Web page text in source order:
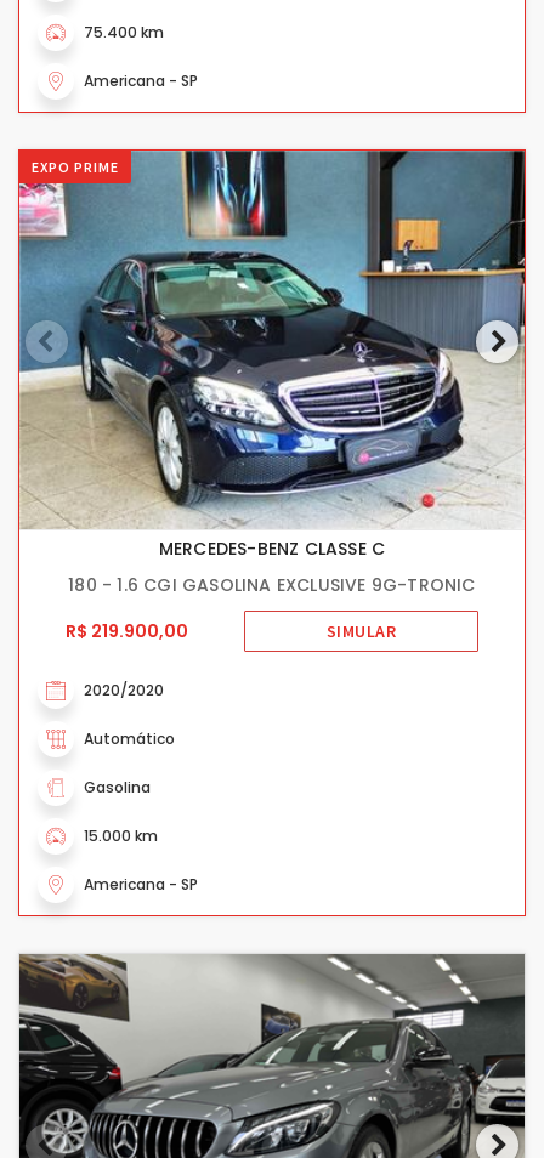
75.400 km
Americana - SP
EXPO PRIME
MERCEDES-BENZ CLASSE C
180 - 1.6 CGI GASOLINA EXCLUSIVE 9G-TRONIC
R$ 219.900,00
SIMULAR
2020/2020
Automático
Gasolina
15.000 km
Americana - SP